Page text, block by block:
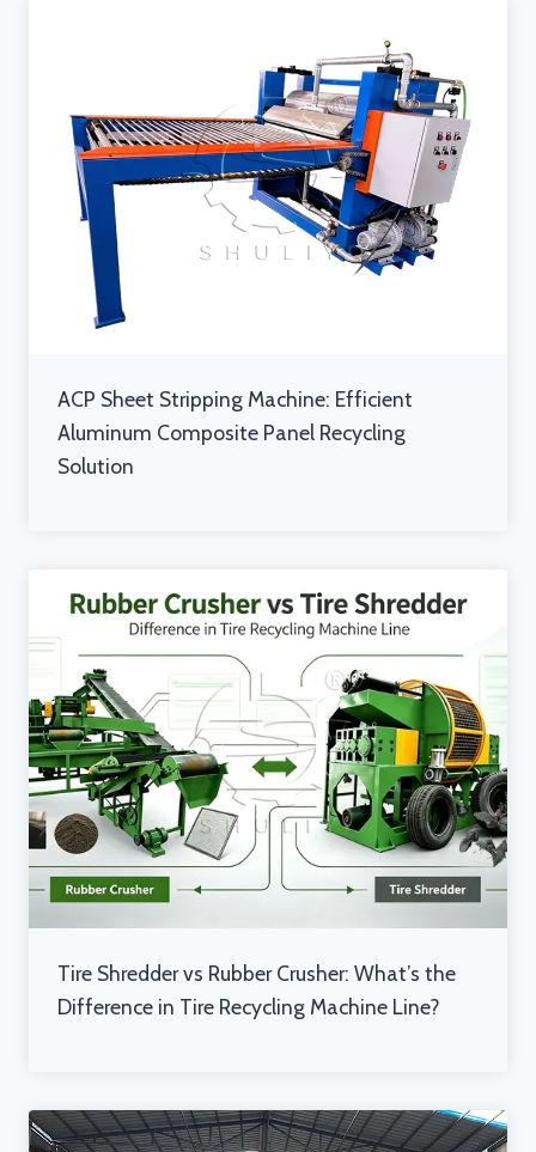
ACP Sheet Stripping Machine: Efficient
Aluminum Composite Panel Recycling
Solution
Tire Shredder vs Rubber Crusher: What’s the
Difference in Tire Recycling Machine Line?